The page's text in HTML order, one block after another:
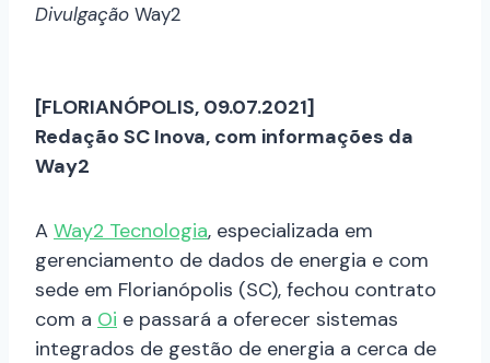
Divulgação Way2
[FLORIANÓPOLIS, 09.07.2021]
Redação SC Inova, com informações da
Way2
A Way2 Tecnologia, especializada em
gerenciamento de dados de energia e com
sede em Florianópolis (SC), fechou contrato
com a Oi e passará a oferecer sistemas
integrados de gestão de energia a cerca de